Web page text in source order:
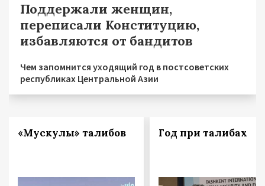
Поддержали женщин,
переписали Конституцию,
избавляются от бандитов
Чем запомнится уходящий год в постсоветских
республиках Центральной Азии
«Мускулы» талибов Год при талибах